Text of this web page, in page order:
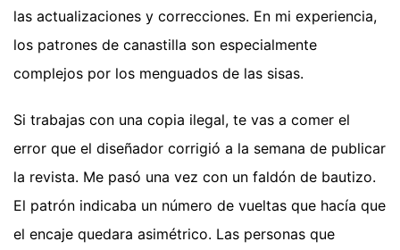
las actualizaciones y correcciones. En mi experiencia,
los patrones de canastilla son especialmente
complejos por los menguados de las sisas.
Si trabajas con una copia ilegal, te vas a comer el
error que el diseñador corrigió a la semana de publicar
la revista. Me pasó una vez con un faldón de bautizo.
El patrón indicaba un número de vueltas que hacía que
el encaje quedara asimétrico. Las personas que